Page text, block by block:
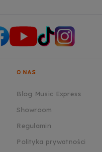
O NAS
Blog Music Express
Showroom
Regulamin
Polityka prywatności